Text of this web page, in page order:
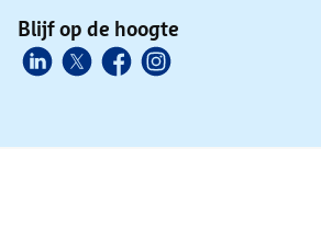
Blijf op de hoogte